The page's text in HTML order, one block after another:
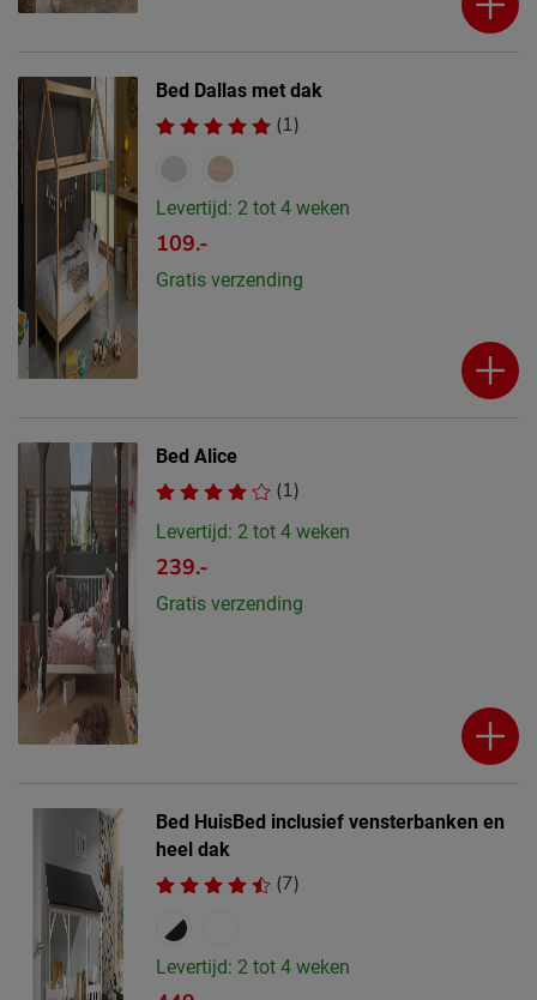
Bed Dallas met dak
(1)
Levertijd: 2 tot 4 weken
109.-
Gratis verzending
Bed Alice
(1)
Levertijd: 2 tot 4 weken
239.-
Gratis verzending
Bed HuisBed inclusief vensterbanken en
heel dak
(7)
Levertijd: 2 tot 4 weken